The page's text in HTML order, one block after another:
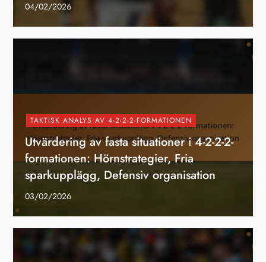
04/02/2026
TAKTISK ANALYS AV 4-2-2-2-FORMATIONEN
Utvärdering av fasta situationer i 4-2-2-2-
formationen: Hörnstrategier, Fria
sparkupplägg, Defensiv organisation
03/02/2026